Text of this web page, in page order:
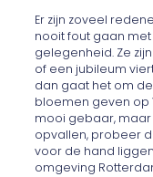
Er zijn zoveel
nooit fout gaan
gelegenheid. Ze
of een jubileum
dan gaat het om
bloemen geven op
mooi gebaar, maar
opvallen, probeer
voor de hand
omgeving